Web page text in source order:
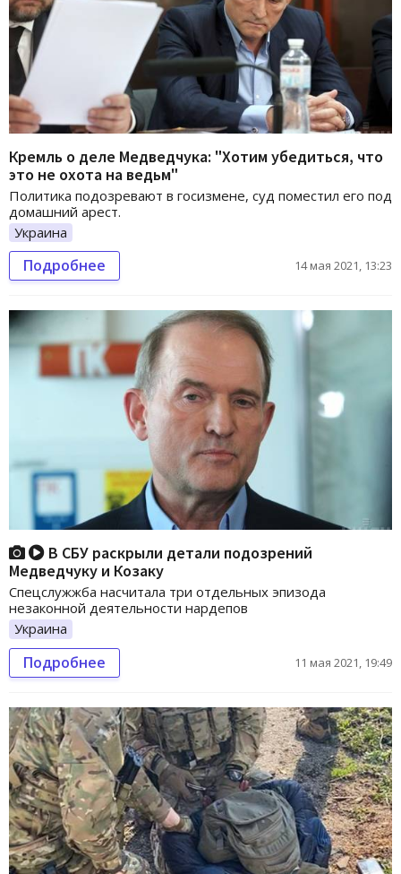
Кремль о деле Медведчука: "Хотим убедиться, что
это не охота на ведьм"
Политика подозревают в госизмене, суд поместил его под
домашний арест.
Украина
Подробнее 14 мая 2021, 13:23
В СБУ раскрыли детали подозрений
Медведчуку и Козаку
Спецслужжба насчитала три отдельных эпизода
незаконной деятельности нардепов
Украина
Подробнее 11 мая 2021, 19:49